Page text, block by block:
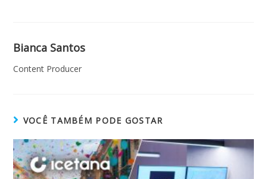
Bianca Santos
Content Producer
VOCÊ TAMBÉM PODE GOSTAR